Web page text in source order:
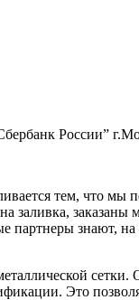
России”
тем, что
заливка,
партнеры
Это